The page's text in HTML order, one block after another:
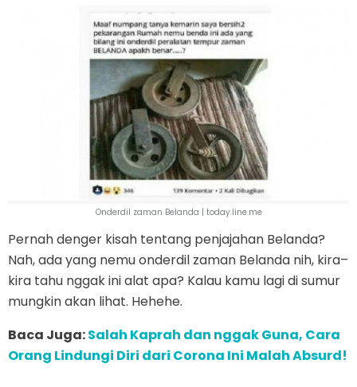
Onderdil zaman Belanda | today.line.me
Pernah denger kisah tentang penjajahan Belanda?
Nah, ada yang nemu onderdil zaman Belanda nih, kira–
kira tahu nggak ini alat apa? Kalau kamu lagi di sumur
mungkin akan lihat. Hehehe.
Baca Juga:Salah Kaprah dan nggak Guna, Cara
Orang Lindungi Diri dari Corona Ini Malah Absurd!